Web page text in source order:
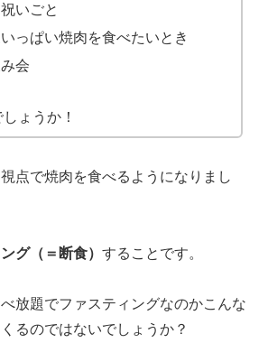
いごと
っぱい焼肉を食べたいとき
会
ょうか！
点で焼肉を食べるようになりまし
グ（＝断食） することです。
放題でファスティングなのかこんな
るのではないでしょうか？